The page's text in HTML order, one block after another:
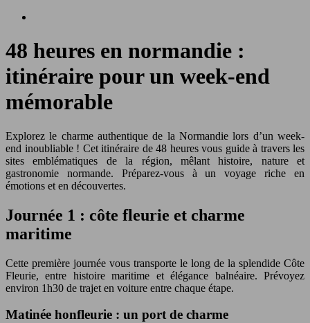
48 heures en normandie :
itinéraire pour un week-end
mémorable
Explorez le charme authentique de la Normandie lors d’un week-
end inoubliable ! Cet itinéraire de 48 heures vous guide à travers les
sites emblématiques de la région, mêlant histoire, nature et
gastronomie normande. Préparez-vous à un voyage riche en
émotions et en découvertes.
Journée 1 : côte fleurie et charme
maritime
Cette première journée vous transporte le long de la splendide Côte
Fleurie, entre histoire maritime et élégance balnéaire. Prévoyez
environ 1h30 de trajet en voiture entre chaque étape.
Matinée honfleurie : un port de charme